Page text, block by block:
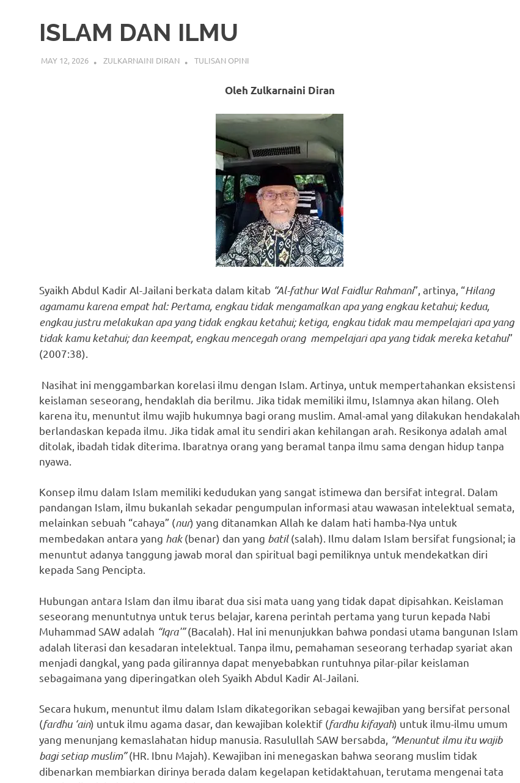
ISLAM DAN ILMU
MAY 12, 2026 ZULKARNAINI DIRAN TULISAN OPINI
Oleh Zulkarnaini Diran
Syaikh Abdul Kadir Al-Jailani berkata dalam kitab “Al-fathur Wal Faidlur Rahmani”, artinya, “Hilang
agamamu karena empat hal: Pertama, engkau tidak mengamalkan apa yang engkau ketahui; kedua,
engkau justru melakukan apa yang tidak engkau ketahui; ketiga, engkau tidak mau mempelajari apa yang
tidak kamu ketahui; dan keempat, engkau mencegah orang mempelajari apa yang tidak mereka ketahui”
(2007:38).
Nasihat ini menggambarkan korelasi ilmu dengan Islam. Artinya, untuk mempertahankan eksistensi
keislaman seseorang, hendaklah dia berilmu. Jika tidak memiliki ilmu, Islamnya akan hilang. Oleh
karena itu, menuntut ilmu wajib hukumnya bagi orang muslim. Amal-amal yang dilakukan hendakalah
berlandaskan kepada ilmu. Jika tidak amal itu sendiri akan kehilangan arah. Resikonya adalah amal
ditolak, ibadah tidak diterima. Ibaratnya orang yang beramal tanpa ilmu sama dengan hidup tanpa
nyawa.
Konsep ilmu dalam Islam memiliki kedudukan yang sangat istimewa dan bersifat integral. Dalam
pandangan Islam, ilmu bukanlah sekadar pengumpulan informasi atau wawasan intelektual semata,
melainkan sebuah “cahaya” (nur) yang ditanamkan Allah ke dalam hati hamba-Nya untuk
membedakan antara yang hak(benar) dan yang batil(salah). Ilmu dalam Islam bersifat fungsional; ia
menuntut adanya tanggung jawab moral dan spiritual bagi pemiliknya untuk mendekatkan diri
kepada Sang Pencipta.
Hubungan antara Islam dan ilmu ibarat dua sisi mata uang yang tidak dapat dipisahkan. Keislaman
seseorang menuntutnya untuk terus belajar, karena perintah pertama yang turun kepada Nabi
Muhammad SAW adalah “Iqra'”(Bacalah). Hal ini menunjukkan bahwa pondasi utama bangunan Islam
adalah literasi dan kesadaran intelektual. Tanpa ilmu, pemahaman seseorang terhadap syariat akan
menjadi dangkal, yang pada gilirannya dapat menyebabkan runtuhnya pilar-pilar keislaman
sebagaimana yang diperingatkan oleh Syaikh Abdul Kadir Al-Jailani.
Secara hukum, menuntut ilmu dalam Islam dikategorikan sebagai kewajiban yang bersifat personal
(fardhu ‘ain) untuk ilmu agama dasar, dan kewajiban kolektif (fardhu kifayah) untuk ilmu-ilmu umum
yang menunjang kemaslahatan hidup manusia. Rasulullah SAW bersabda, “Menuntut ilmu itu wajib
bagi setiap muslim”(HR. Ibnu Majah). Kewajiban ini menegaskan bahwa seorang muslim tidak
dibenarkan membiarkan dirinya berada dalam kegelapan ketidaktahuan, terutama mengenai tata